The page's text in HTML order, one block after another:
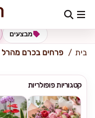
כתובת למשלוח הזינו כתובת
מבצעים
בית פרחים בכרם מהרל
קטגוריות פופולריות